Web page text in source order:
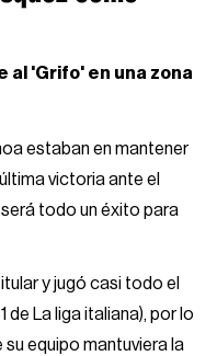
al 'Grifo' en una zona
estaban en mantener
victoria ante el
todo un éxito para
y jugó casi todo el
de La liga italiana), por lo
equipo mantuviera la